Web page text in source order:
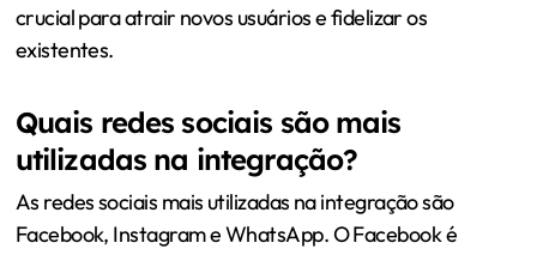
crucial para atrair novos usuários e fidelizar os
existentes.
Quais redes sociais são mais
utilizadas na integração?
As redes sociais mais utilizadas na integração são
Facebook, Instagram e WhatsApp. O Facebook é